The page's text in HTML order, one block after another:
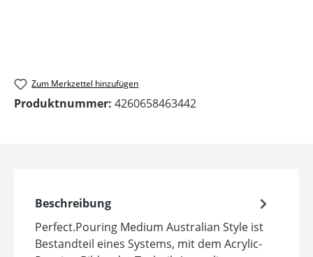
Zum Merkzettel hinzufügen
Produktnummer: 4260658463442
Beschreibung
Perfect.Pouring Medium Australian Style ist
Bestandteil eines Systems, mit dem Acrylic-